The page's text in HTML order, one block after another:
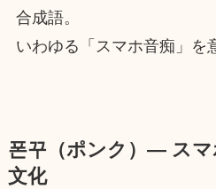
合成語。
いわゆる「スマホ音痴」を
폰꾸（ポンク）― スマ
文化